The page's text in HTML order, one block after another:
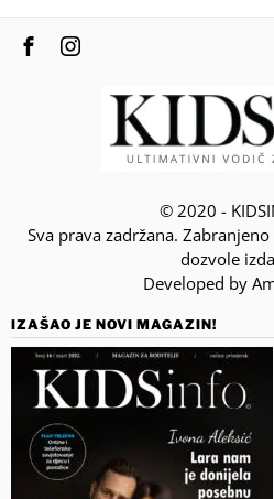
© 2020 -
Sva prava zadržana.
dozvole
Developed by
IZAŠAO JE NOVI MAGAZIN!